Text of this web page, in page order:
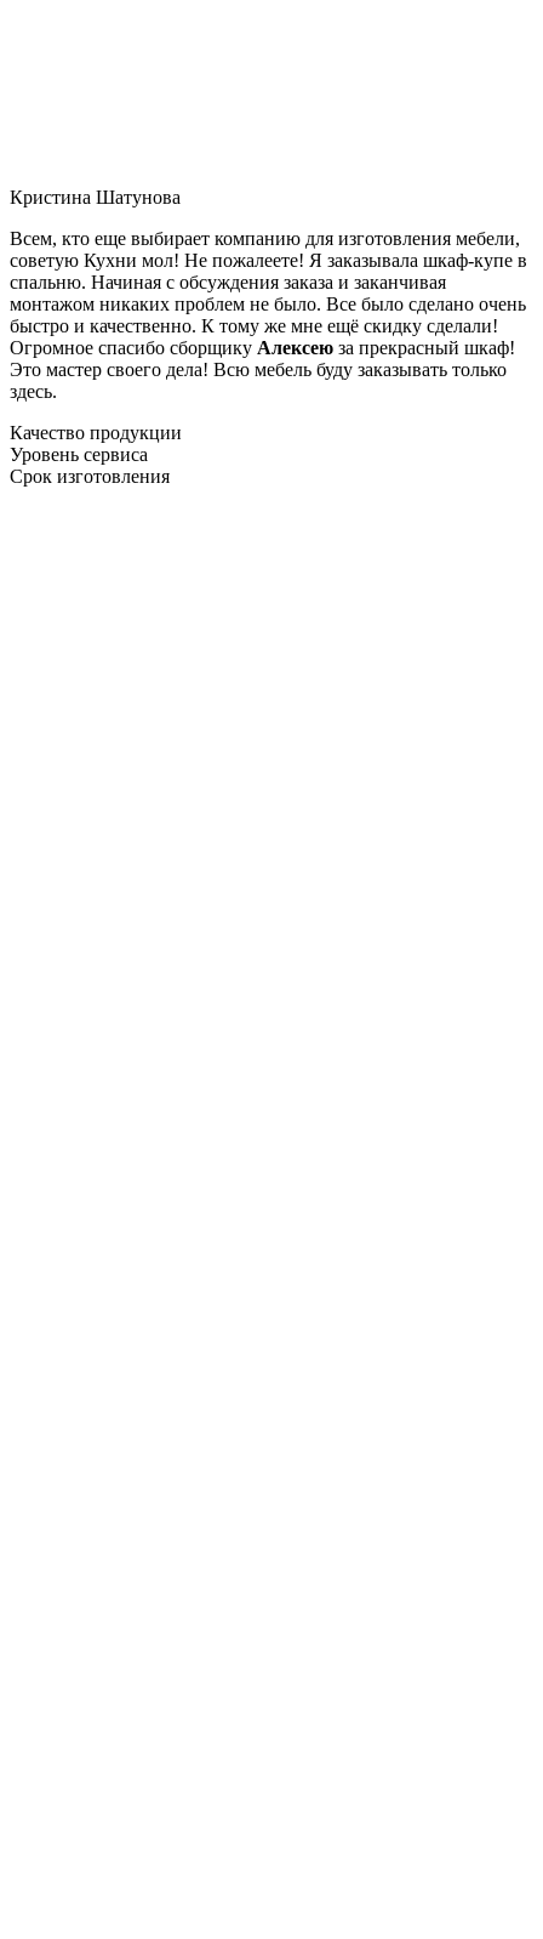
Кристина Шатунова
Всем, кто еще выбирает компанию для изготовления мебели,
советую Кухни мол! Не пожалеете! Я заказывала шкаф-купе в
спальню. Начиная с обсуждения заказа и заканчивая
монтажом никаких проблем не было. Все было сделано очень
быстро и качественно. К тому же мне ещё скидку сделали!
Огромное спасибо сборщику Алексею за прекрасный шкаф!
Это мастер своего дела! Всю мебель буду заказывать только
здесь.
Качество продукции
Уровень сервиса
Срок изготовления